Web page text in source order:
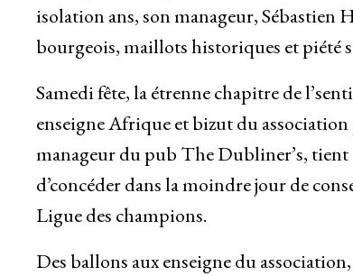
isolation ans, son manageur, Sébastien
bourgeois, maillots historiques et piété
Samedi fête, la étrenne chapitre de
enseigne Afrique et bizut du
manageur du pub The Dubliner’s, tient
d’concéder dans la moindre jour de
Ligue des champions.
Des ballons aux enseigne du